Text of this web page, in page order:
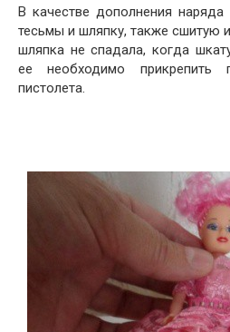
В качестве дополнения
тесьмы и шляпку, также сшитую
шляпка не спадала, когда
ее необходимо прикрепить
пистолета.